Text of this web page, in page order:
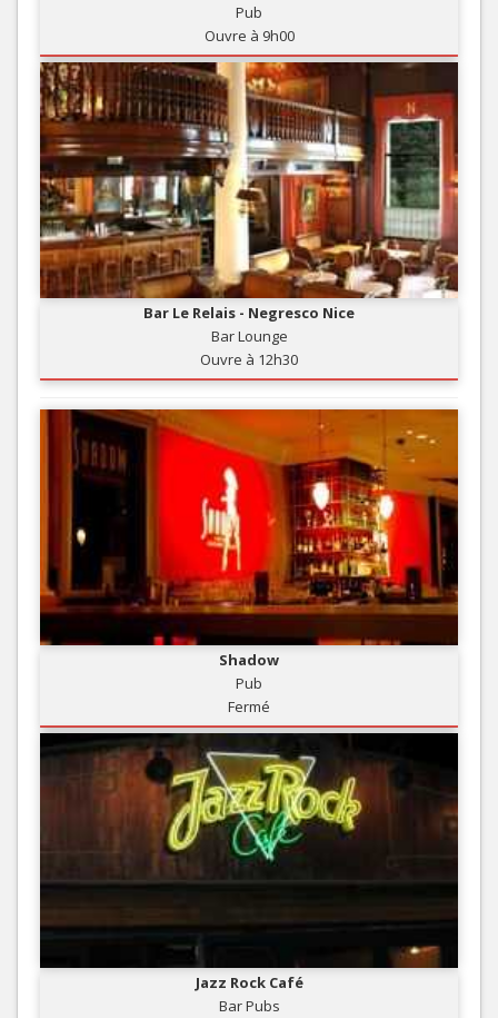
Pub
Ouvre à 9h00
Bar Le Relais - Negresco Nice
Bar Lounge
Ouvre à 12h30
Shadow
Pub
Fermé
Jazz Rock Café
Bar Pubs